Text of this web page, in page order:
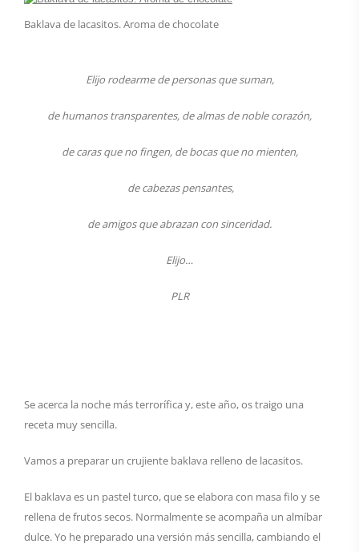
Baklava de lacasitos. Aroma de chocolate
Elijo rodearme de personas que suman,
de humanos transparentes, de almas de noble corazón,
de caras que no fingen, de bocas que no mienten,
de cabezas pensantes,
de amigos que abrazan con sinceridad.
Elijo…
PLR
Se acerca la noche más terrorífica y, este año, os traigo una
receta muy sencilla.
Vamos a preparar un crujiente baklava relleno de lacasitos.
El baklava es un pastel turco, que se elabora con masa filo y se
rellena de frutos secos. Normalmente se acompaña un almíbar
dulce. Yo he preparado una versión más sencilla, cambiando el